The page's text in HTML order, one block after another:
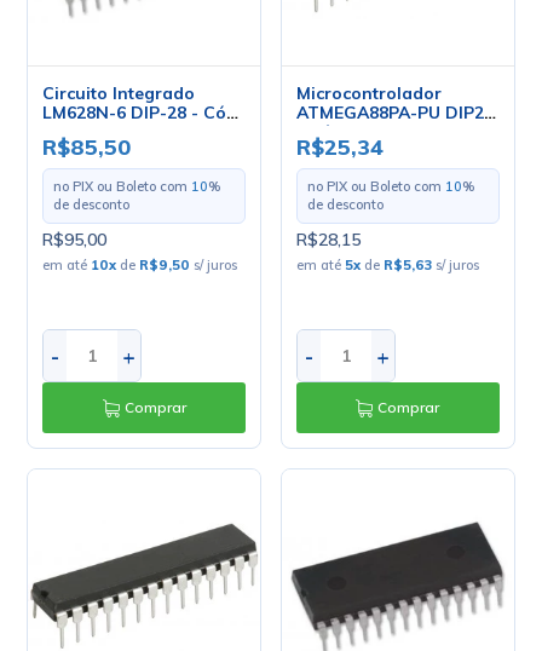
Circuito Integrado
LM628N-6 DIP-28 - Cód.
Loja 4429 - National
R$85,50
no PIX ou Boleto com 10%
de desconto
R$95,00
em até 10x de R$9,50 s/ juros
- +
Comprar
Microcontrolador
ATMEGA88PA-PU DIP28
- Cód. Loja 4689 - Atmel
R$25,34
no PIX ou Boleto com 10%
de desconto
R$28,15
em até 5x de R$5,63 s/ juros
- +
Comprar